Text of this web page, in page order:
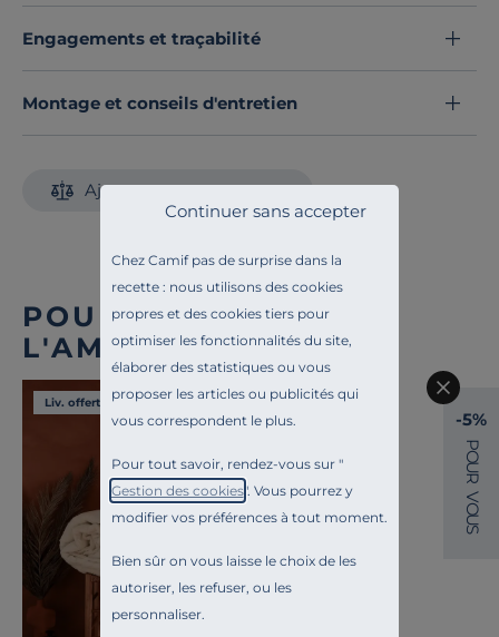
Chez Camif pas de surprise dans la
recette : nous utilisons des cookies
propres et des cookies tiers pour
optimiser les fonctionnalités du site,
élaborer des statistiques ou vous
proposer les articles ou publicités qui
vous correspondent le plus.
Pour tout savoir, rendez-vous sur "
Gestion des cookies". Vous pourrez y
modifier vos préférences à tout moment.
Bien sûr on vous laisse le choix de les
autoriser, les refuser, ou les
personnaliser.
Continuer sans accepter
Engagements et traçabilité
Montage et conseils d'entretien
Ajouter au comparateur
POUR COMPLÉTER
L'AMBIANCE
Liv. offerte
-5%
P
O
U
R
V
O
U
S